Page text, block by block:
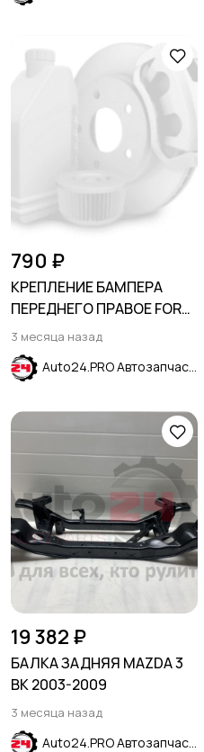
790 ₽
КРЕПЛЕНИЕ БАМПЕРА
ПЕРЕДНЕГО ПРАВОЕ FORD
EXPLORER 2015-2019
3 месяца назад
Auto24.PRO Автозапчасти
19 382 ₽
БАЛКА ЗАДНЯЯ MAZDA 3
BK 2003-2009
3 месяца назад
Auto24.PRO Автозапчасти